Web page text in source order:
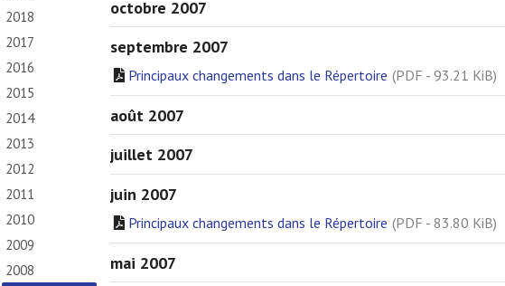
2018
2017
2016
2015
2014
2013
2012
2011
2010
2009
2008
octobre 2007
septembre 2007
Principaux changements dans le Répertoire (PDF - 93.21 KiB)
août 2007
juillet 2007
juin 2007
Principaux changements dans le Répertoire (PDF - 83.80 KiB)
mai 2007